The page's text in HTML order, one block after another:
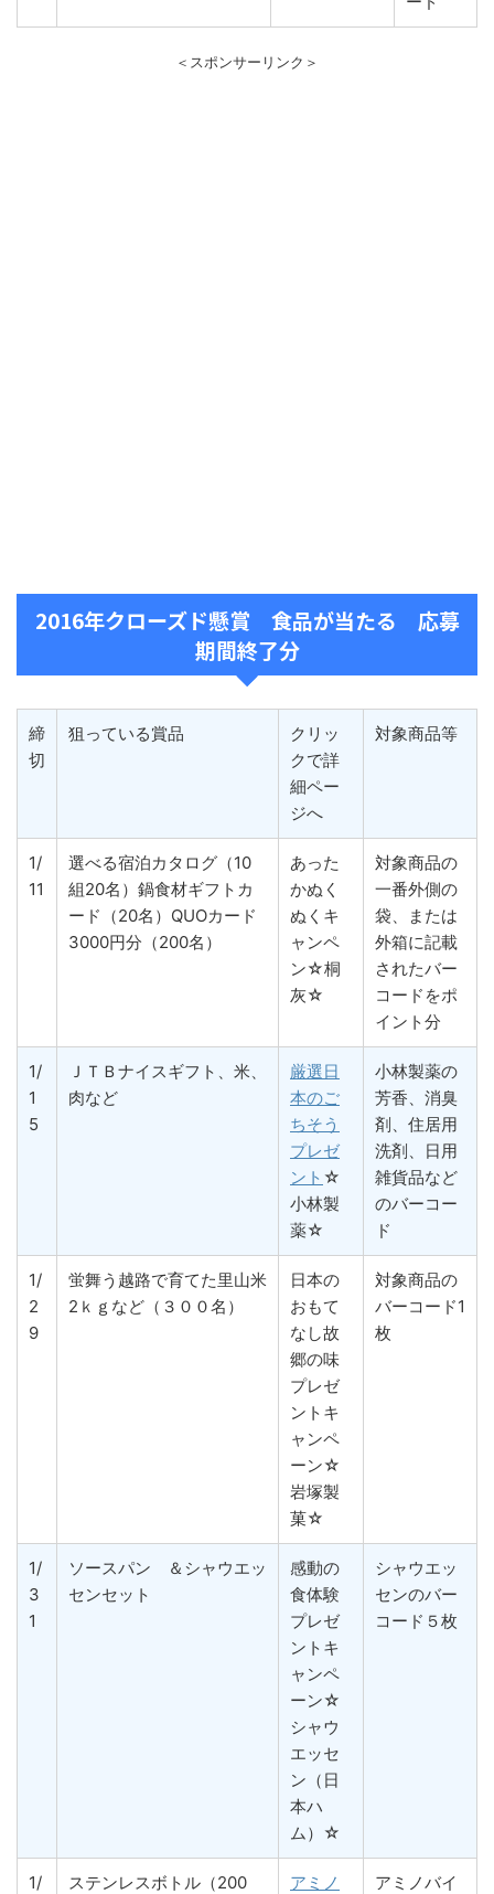
＜スポンサーリンク＞
2016年クローズド懸賞 食品が当たる 応募
期間終了分
締
切
狙っている賞品
クリッ
クで詳
細ペー
ジへ
対象商品等
1/
11
選べる宿泊カタログ（10
組20名）鍋食材ギフトカ
ード（20名）QUOカード
3000円分（200名）
あった
かぬく
ぬくキ
ャンペ
ン☆桐
灰☆
対象商品の
一番外側の
袋、または
外箱に記載
されたバー
コードをポ
イント分
1/
1
5
ＪＴＢナイスギフト、米、
肉など
厳選日
本のご
ちそう
プレゼ
ント ☆
小林製
薬☆
小林製薬の
芳香、消臭
剤、住居用
洗剤、日用
雑貨品など
のバーコー
ド
1/
2
9
蛍舞う越路で育てた里山米
2ｋｇなど（３００名）
日本の
おもて
なし故
郷の味
プレゼ
ントキ
ャンペ
ーン☆
岩塚製
菓☆
対象商品の
バーコード1
枚
1/
3
1
ソースパン ＆シャウエッ
センセット
感動の
食体験
プレゼ
ントキ
ャンペ
ーン☆
シャウ
エッセ
ン（日
本ハ
ム）☆
シャウエッ
センのバー
コード５枚
1/
ステンレスボトル（200
アミノ
アミノバイ